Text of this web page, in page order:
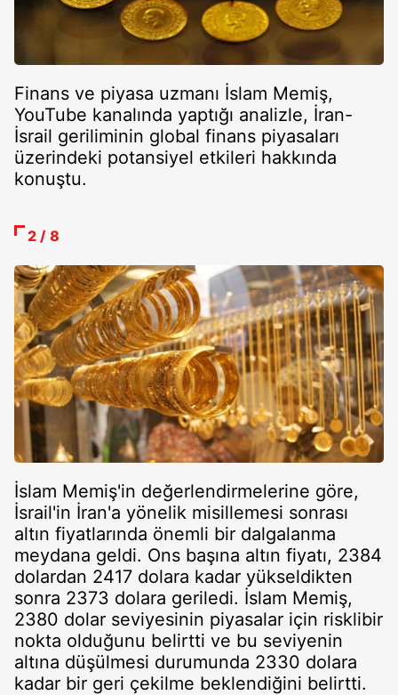
Finans ve piyasa uzmanı İslam Memiş,
YouTube kanalında yaptığı analizle, İran-
İsrail geriliminin global finans piyasaları
üzerindeki potansiyel etkileri hakkında
konuştu.
2 / 8
İslam Memiş'in değerlendirmelerine göre,
İsrail'in İran'a yönelik misillemesi sonrası
altın fiyatlarında önemli bir dalgalanma
meydana geldi. Ons başına altın fiyatı, 2384
dolardan 2417 dolara kadar yükseldikten
sonra 2373 dolara geriledi. İslam Memiş,
2380 dolar seviyesinin piyasalar için risklibir
nokta olduğunu belirtti ve bu seviyenin
altına düşülmesi durumunda 2330 dolara
kadar bir geri çekilme beklendiğini belirtti.